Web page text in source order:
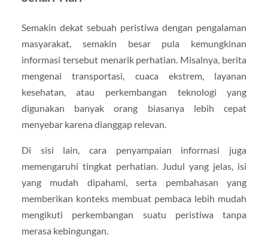
Semakin dekat sebuah peristiwa dengan pengalaman
masyarakat, semakin besar pula kemungkinan
informasi tersebut menarik perhatian. Misalnya, berita
mengenai transportasi, cuaca ekstrem, layanan
kesehatan, atau perkembangan teknologi yang
digunakan banyak orang biasanya lebih cepat
menyebar karena dianggap relevan.
Di sisi lain, cara penyampaian informasi juga
memengaruhi tingkat perhatian. Judul yang jelas, isi
yang mudah dipahami, serta pembahasan yang
memberikan konteks membuat pembaca lebih mudah
mengikuti perkembangan suatu peristiwa tanpa
merasa kebingungan.